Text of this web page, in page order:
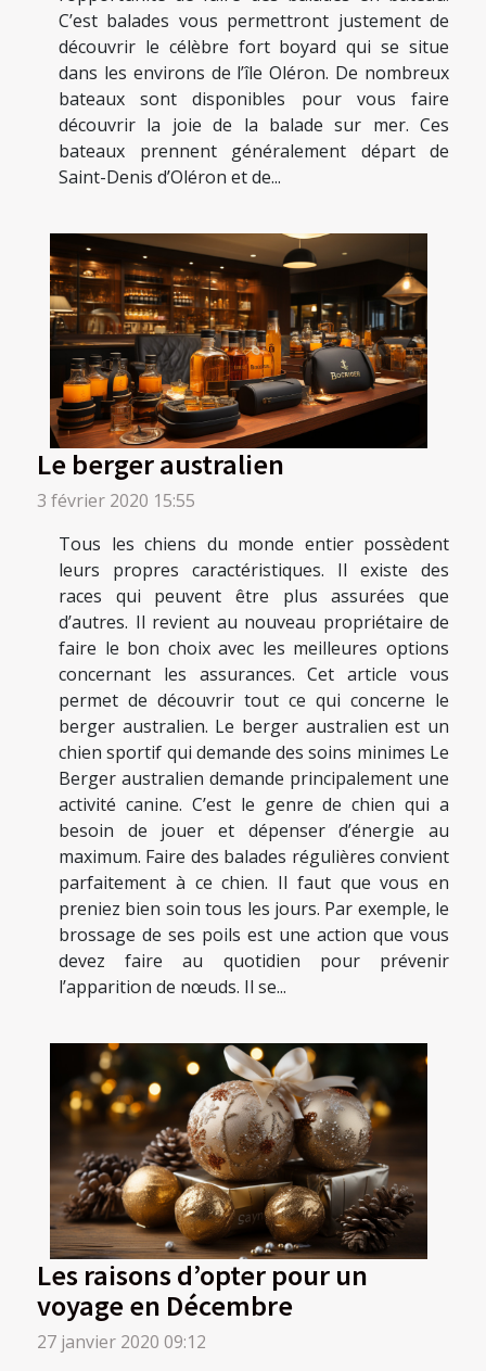
C’est balades vous permettront justement de
découvrir le célèbre fort boyard qui se situe
dans les environs de l’île Oléron. De nombreux
bateaux sont disponibles pour vous faire
découvrir la joie de la balade sur mer. Ces
bateaux prennent généralement départ de
Saint-Denis d’Oléron et de...
Le berger australien
3 février 2020 15:55
Tous les chiens du monde entier possèdent
leurs propres caractéristiques. Il existe des
races qui peuvent être plus assurées que
d’autres. Il revient au nouveau propriétaire de
faire le bon choix avec les meilleures options
concernant les assurances. Cet article vous
permet de découvrir tout ce qui concerne le
berger australien. Le berger australien est un
chien sportif qui demande des soins minimes Le
Berger australien demande principalement une
activité canine. C’est le genre de chien qui a
besoin de jouer et dépenser d’énergie au
maximum. Faire des balades régulières convient
parfaitement à ce chien. Il faut que vous en
preniez bien soin tous les jours. Par exemple, le
brossage de ses poils est une action que vous
devez faire au quotidien pour prévenir
l’apparition de nœuds. Il se...
Les raisons d’opter pour un
voyage en Décembre
27 janvier 2020 09:12